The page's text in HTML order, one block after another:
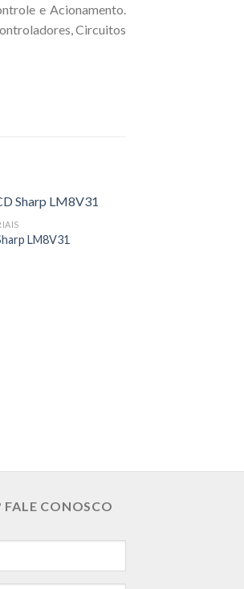
e Acionamento.
Circuitos
LM8V31
FALE CONOSCO